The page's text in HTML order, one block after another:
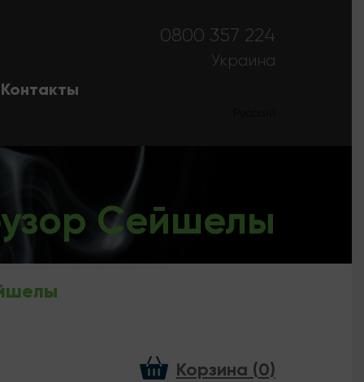
Контакты
0800 357 224
Украина
Сейшелы
Корзина (0)